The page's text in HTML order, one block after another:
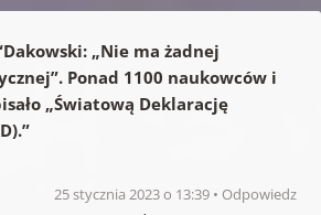
Dakowski: „Nie ma żadnej
Ponad 1100 naukowców i
„Światową Deklarację
”
25 stycznia 2023 o 13:39 Odpowiedz